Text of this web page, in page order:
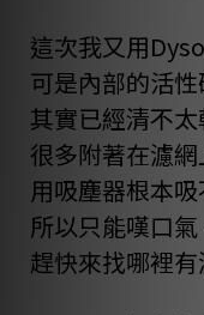
這次我又用
可是內部的活
其實已經清不太
很多附著在濾
用吸塵器根本
所以只能嘆口氣
趕快來找哪裡有